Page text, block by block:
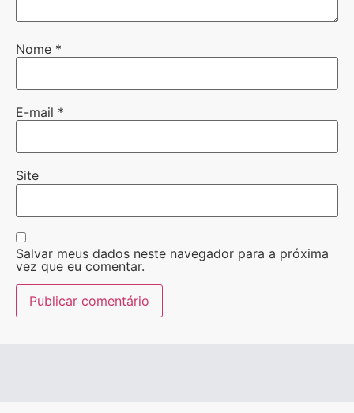
Nome *
E-mail *
Site
Salvar meus dados neste navegador para a próxima
vez que eu comentar.